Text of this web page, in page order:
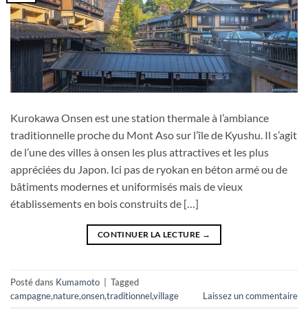
Kurokawa Onsen est une station thermale à l’ambiance
traditionnelle proche du Mont Aso sur l’île de Kyushu. Il s’agit
de l’une des villes à onsen les plus attractives et les plus
appréciées du Japon. Ici pas de ryokan en béton armé ou de
bâtiments modernes et uniformisés mais de vieux
établissements en bois construits de […]
CONTINUER LA LECTURE →
Posté dans Kumamoto | Tagged
campagne,nature,onsen,traditionnel,village Laissez un commentaire